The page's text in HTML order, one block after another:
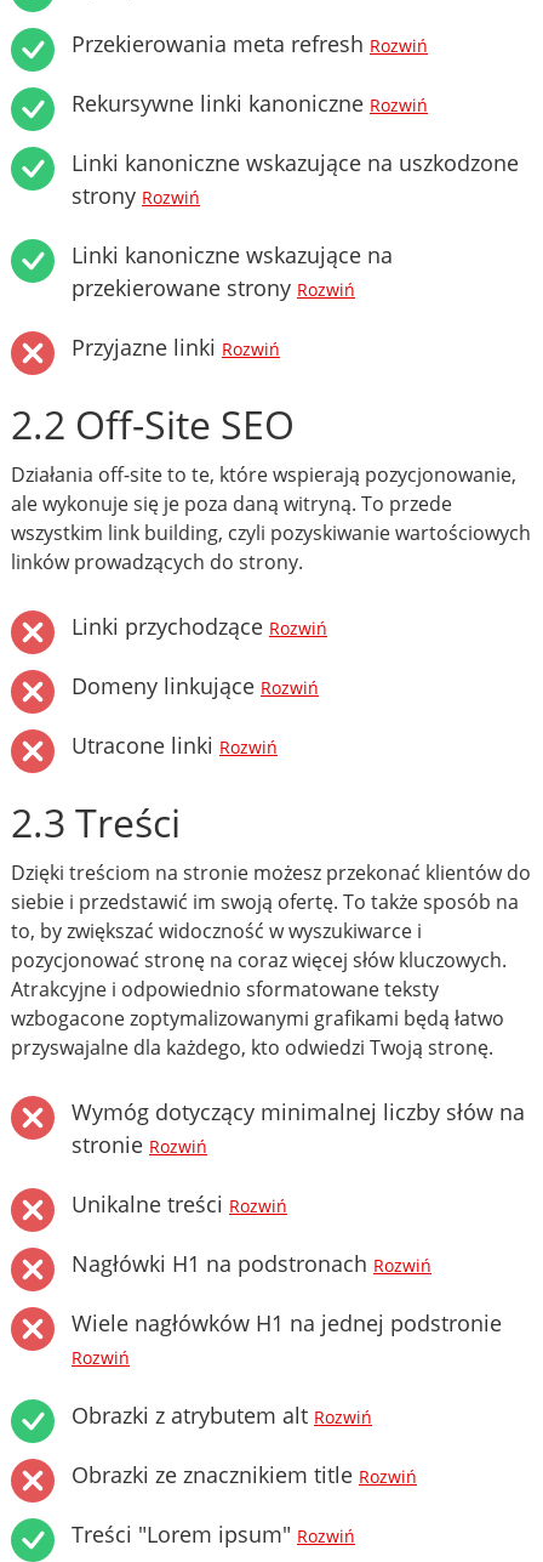
Przekierowania meta refresh Rozwiń
Rekursywne linki kanoniczne Rozwiń
Linki kanoniczne wskazujące na uszkodzone
strony Rozwiń
Linki kanoniczne wskazujące na
przekierowane strony Rozwiń
Przyjazne linki Rozwiń
2.2 Off-Site SEO
Działania off-site to te, które wspierają pozycjonowanie,
ale wykonuje się je poza daną witryną. To przede
wszystkim link building, czyli pozyskiwanie wartościowych
linków prowadzących do strony.
Linki przychodzące Rozwiń
Domeny linkujące Rozwiń
Utracone linki Rozwiń
2.3 Treści
Dzięki treściom na stronie możesz przekonać klientów do
siebie i przedstawić im swoją ofertę. To także sposób na
to, by zwiększać widoczność w wyszukiwarce i
pozycjonować stronę na coraz więcej słów kluczowych.
Atrakcyjne i odpowiednio sformatowane teksty
wzbogacone zoptymalizowanymi grafikami będą łatwo
przyswajalne dla każdego, kto odwiedzi Twoją stronę.
Wymóg dotyczący minimalnej liczby słów na
stronie Rozwiń
Unikalne treści Rozwiń
Nagłówki H1 na podstronach Rozwiń
Wiele nagłówków H1 na jednej podstronie
Rozwiń
Obrazki z atrybutem alt Rozwiń
Obrazki ze znacznikiem title Rozwiń
Treści "Lorem ipsum" Rozwiń